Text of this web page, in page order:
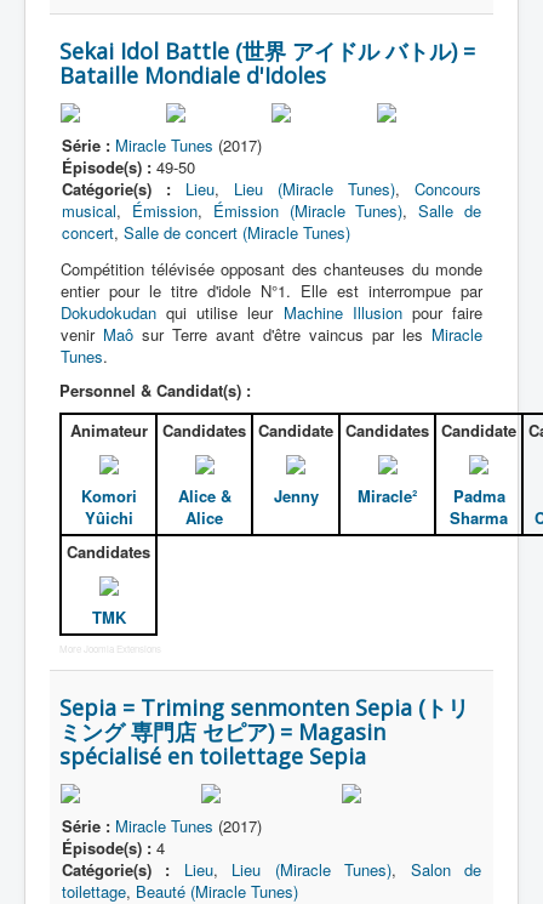
Sekai Idol Battle (世界 アイドル バトル) =
Bataille Mondiale d'Idoles
Série : Miracle Tunes (2017)
Épisode(s) : 49-50
Catégorie(s) :
Lieu, Lieu (Miracle Tunes), Concours
musical, Émission, Émission (Miracle Tunes),Salle de
concert, Salle de concert (Miracle Tunes)
Compétition télévisée opposant des chanteuses du monde
entier pour le titre d'idole N°1. Elle est interrompue par
Dokudokudan qui utilise leur Machine Illusionpour faire
venir Maô sur Terre avant d'être vaincus par les Miracle
Tunes.
Personnel & Candidat(s) :
Animateur
Komori
Yûichi
Candidates
Alice &
Alice
Candidate
Jenny
Candidates
Miracle²
Candidate
Padma
Sharma
Candidates
TMK
More Joomla Extensions
Sepia = Triming senmonten Sepia (トリ
ミング 専門店 セピア) = Magasin
spécialisé en toilettage Sepia
Série : Miracle Tunes (2017)
Épisode(s) : 4
Catégorie(s) :
Lieu, Lieu (Miracle Tunes), Salon de
toilettage, Beauté (Miracle Tunes)